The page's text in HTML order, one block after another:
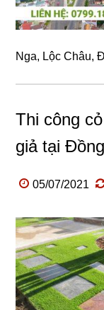
Nga, Lộc Châu,
Thi công
giả tại
05/07/2021